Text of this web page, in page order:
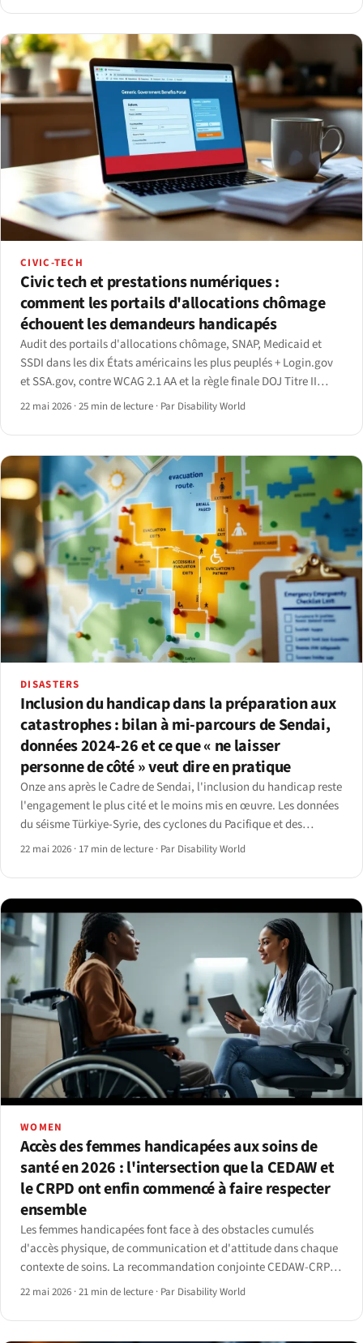
CIVIC-TECH
Civic tech et prestations numériques :
comment les portails d'allocations chômage
échouent les demandeurs handicapés
Audit des portails d'allocations chômage, SNAP, Medicaid et
SSDI dans les dix États américains les plus peuplés + Login.gov
et SSA.gov, contre WCAG 2.1 AA et la règle finale DOJ Titre II
d'avril 2024.
22 mai 2026 ·25 min de lecture · Par Disability World
DISASTERS
Inclusion du handicap dans la préparation aux
catastrophes : bilan à mi-parcours de Sendai,
données 2024-26 et ce que « ne laisser
personne de côté » veut dire en pratique
Onze ans après le Cadre de Sendai, l'inclusion du handicap reste
l'engagement le plus cité et le moins mis en œuvre. Les données
du séisme Türkiye-Syrie, des cyclones du Pacifique et des
déplacements en Ukraine montrent où l'écart persiste.
22 mai 2026 · 17 min de lecture · Par Disability World
WOMEN
Accès des femmes handicapées aux soins de
santé en 2026 : l'intersection que la CEDAW et
le CRPD ont enfin commencé à faire respecter
ensemble
Les femmes handicapées font face à des obstacles cumulés
d'accès physique, de communication et d'attitude dans chaque
contexte de soins. La recommandation conjointe CEDAW-CRPD
de 2025 et les données de réforme nationale 2024-2026 montrent
22 mai 2026 ·21 min de lecture · Par Disability World